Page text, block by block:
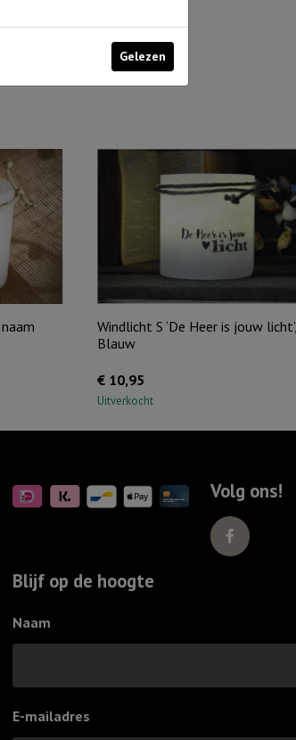
Windlicht S ‘De Heer is jouw licht’,
Blauw
€ 10,95
Uitverkocht
Volg ons!
Blijf op de hoogte
Naam
E-mailadres
Gelezen